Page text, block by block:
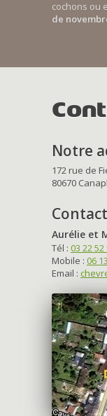
cochons ou
de
Notre
172 rue de
80670
Contact
Aurélie et
Tél : 03 22 52
Mobile : 06
Email :